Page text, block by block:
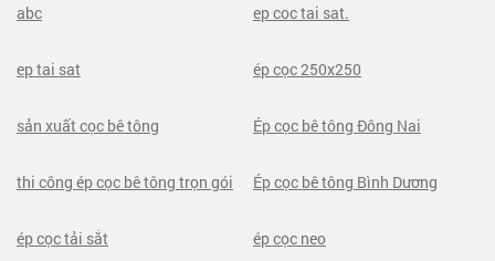
abc ep coc tai sat.
ep tai sat ép cọc 250x250
sản xuất cọc bê tông Ép cọc bê tông Đông Nai
thi công ép cọc bê tông trọn gói Ép cọc bê tông Bình Dương
ép cọc tải sắt ép cọc neo